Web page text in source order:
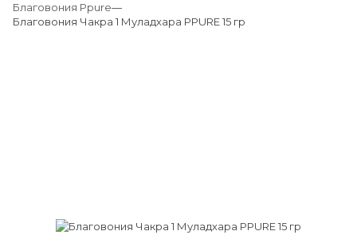
Благовония Ppure
Благовония Чакра 1 Муладхара PPURE 15 гр